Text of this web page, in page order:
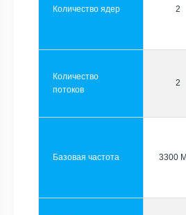
Количество ядер 2
Количество
потоков
2
Базовая частота 3300